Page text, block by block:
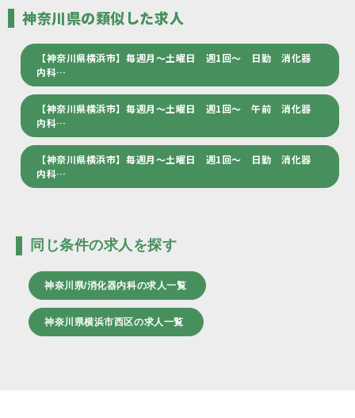
神奈川県の類似した求人
【神奈川県横浜市】毎週月～土曜日 週1回～ 日勤 消化器
内科…
【神奈川県横浜市】毎週月～土曜日 週1回～ 午前 消化器
内科…
【神奈川県横浜市】毎週月～土曜日 週1回～ 日勤 消化器
内科…
同じ条件の求人を探す
神奈川県/消化器内科の求人一覧
神奈川県横浜市西区の求人一覧